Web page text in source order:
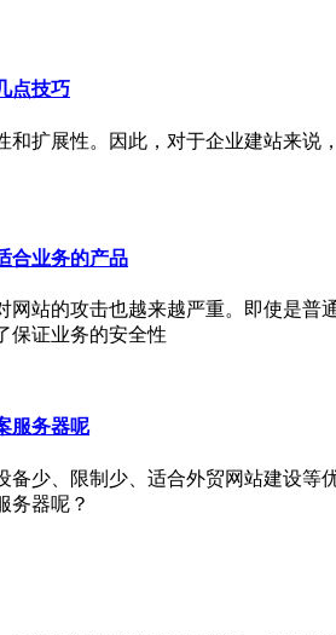
点技巧
和扩展性。因此，对于企业建站来
合业务的产品
网站的攻击也越来越严重。即使是
保证业务的安全性
服务器呢
备少、限制少、适合外贸网站建设
务器呢？